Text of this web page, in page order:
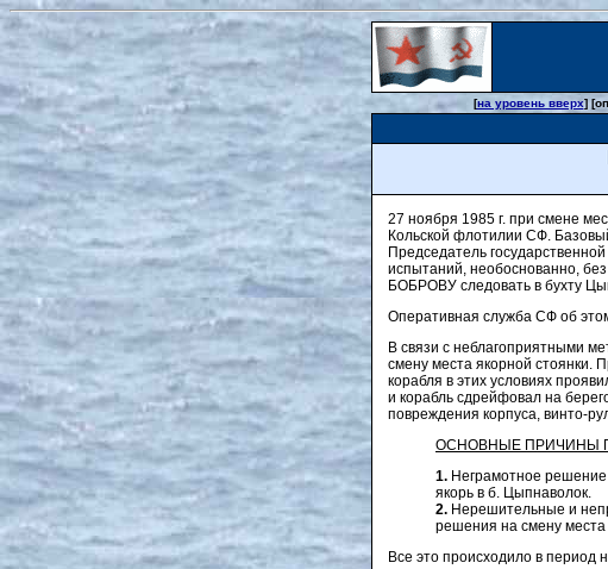
[на уровень вверх]
27 ноября 1985 г. при смене
Кольской флотилии СФ.
Председатель
испытаний, необоснованно,
БОБРОВУ следовать в бухту
Оперативная служба СФ об
В связи с неблагоприятными
смену места якорной сто­янки.
корабля в этих условиях
и корабль сдрейфовал на
повреждения корпуса, винто-
ОСНОВНЫЕ ПРИЧИНЫ
1. Неграмотное решение
якорь в б. Цыпнаволок.
2. Нерешительные и
решения на смену места
Все это происходило в период